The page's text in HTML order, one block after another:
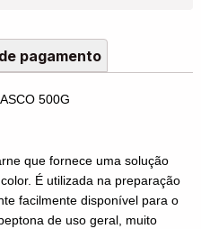
pagamento
500G
que fornece uma solução
É utilizada na preparação
facilmente disponível para o
de uso geral, muito